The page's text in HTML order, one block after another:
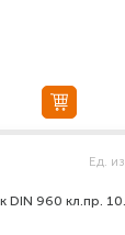
DIN 960 кл.пр.
Ед.